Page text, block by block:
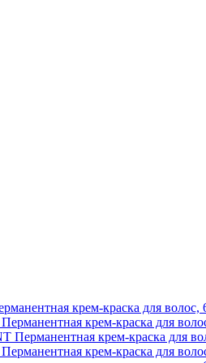
крем-краска для волос,
крем-краска для
Перманентная крем-краска для
крем-краска для